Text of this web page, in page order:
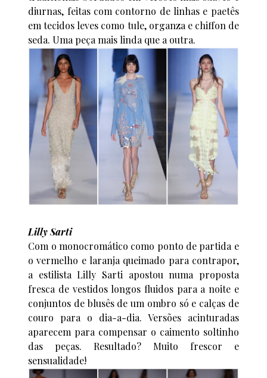
diurnas, feitas com contorno de linhas e paetês
em tecidos leves como tule, organza e chiffon de
seda. Uma peça mais linda que a outra.
Lilly Sarti
Com o monocromático como ponto de partida e
o vermelho e laranja queimado para contrapor,
a estilista Lilly Sarti apostou numa proposta
fresca de vestidos longos fluidos para a noite e
conjuntos de blusês de um ombro só e calças de
couro para o dia-a-dia. Versões acinturadas
aparecem para compensar o caimento soltinho
das peças. Resultado? Muito frescor e
sensualidade!